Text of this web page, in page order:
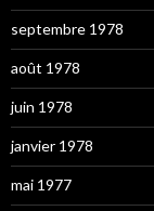
septembre 1978
août 1978
juin 1978
janvier 1978
mai 1977